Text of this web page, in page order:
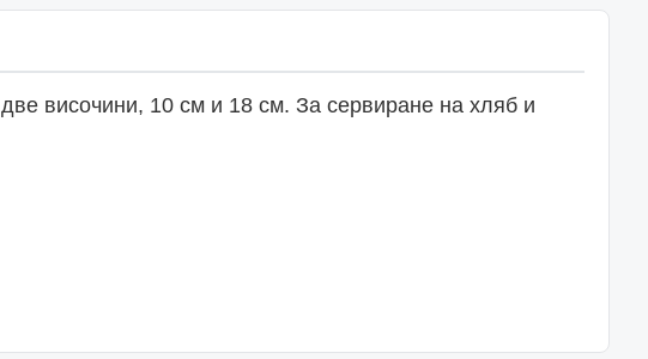
височини, 10 см и 18 см. За сервиране на хляб и